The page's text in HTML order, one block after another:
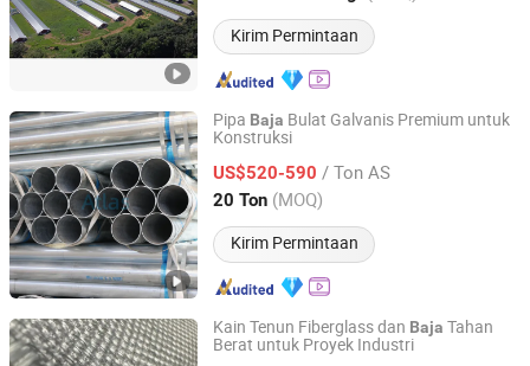
Kirim Permintaan
Pipa Baja Bulat Galvanis Premium untuk
Konstruksi
US$520-590 / Ton AS
20 Ton (MOQ)
Kirim Permintaan
Tianjin Atlas Scaffolding Co., Ltd
Tianjin, China Harga mulai 2026
Kain Tenun Fiberglass dan Baja Tahan
Berat untuk Proyek Industri
Jiangsu Zhongyi New Material Co., Ltd.